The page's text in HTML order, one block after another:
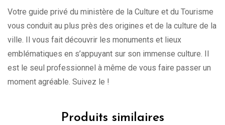
Votre guide privé du ministère de la Culture et du Tourisme
vous conduit au plus près des origines et de la culture de la
ville. Il vous fait découvrir les monuments et lieux
emblématiques en s’appuyant sur son immense culture. Il
est le seul professionnel à même de vous faire passer un
moment agréable. Suivez le !
Produits similaires